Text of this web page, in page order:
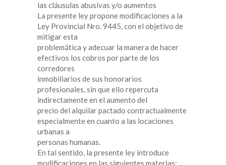
las cláusulas abusivas y/o aumentos
La presente ley propone modificaciones a la
Ley Provincial Nro. 9445, con el objetivo de
mitigar esta
problemática y adecuar la manera de hacer
efectivos los cobros por parte de los
corredores
inmobiliarios de sus honorarios
profesionales, sin que ello repercuta
indirectamente en el aumento del
precio del alquilar pactado contractualmente
especialmente en cuanto a las locaciones
urbanas a
personas humanas.
En tal sentido, la presente ley introduce
modificaciones en las siguientes materias: